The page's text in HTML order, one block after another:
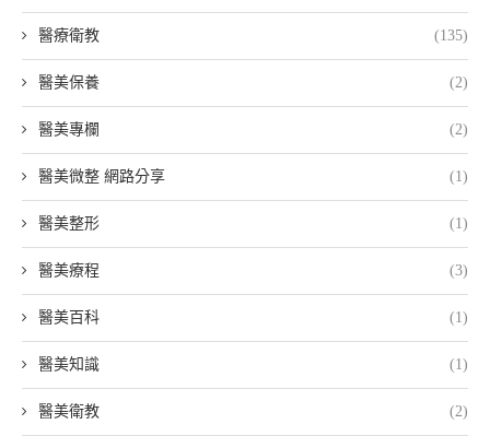
醫療衛教 (135)
醫美保養 (2)
醫美專欄 (2)
醫美微整 網路分享 (1)
醫美整形 (1)
醫美療程 (3)
醫美百科 (1)
醫美知識 (1)
醫美衛教 (2)